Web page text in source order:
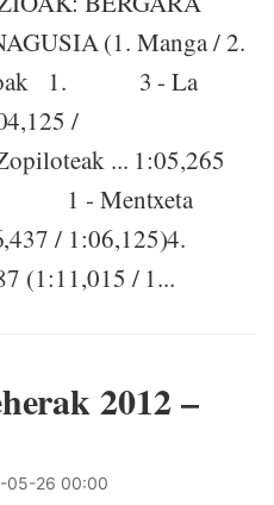
(1. Manga / 2.
1. 3 - La
/
... 1:05,265
1 - Mentxeta
/ 1:06,125)4.
(1:11,015 / 1...
2012 –
05-26 00:00